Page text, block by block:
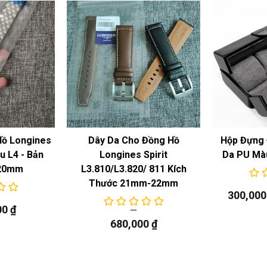
Longines
L4 - Bản
₫
Dây Da Cho Đồng Hồ
Longines Spirit
L3.810/L3.820/ 811 Kích
Thước 21mm-22mm
680,000₫
Hộp Đựng
Da PU